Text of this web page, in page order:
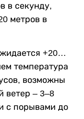
в секунду,
метров в
+20…
температура
возможны
ветер – 3–8
с порывами до